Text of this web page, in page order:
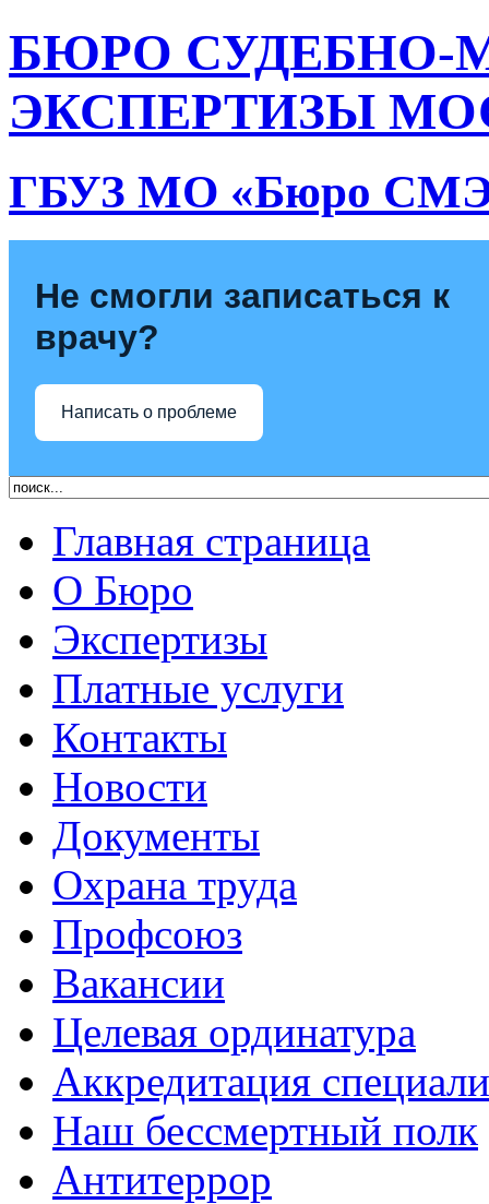
БЮРО
ЭКСПЕРТИЗЫ
ГБУЗ МО «Бюро
Не смогли записаться к
врачу?
Написать о проблеме
Главная страница
О Бюро
Экспертизы
Платные услуги
Контакты
Новости
Документы
Охрана труда
Профсоюз
Вакансии
Целевая ординатура
Аккредитация
Наш бессмертный полк
Антитеррор